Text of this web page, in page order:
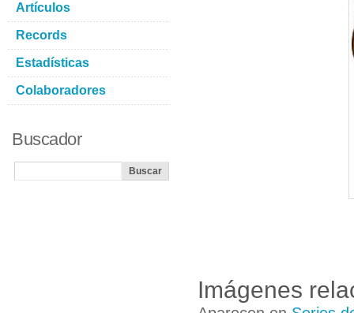
Imágenes
Artículos
Records
Estadísticas
Colaboradores
Buscador